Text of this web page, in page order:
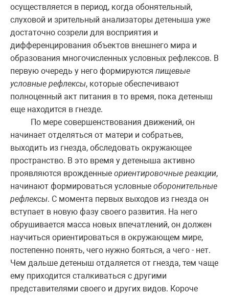
осуществляется в период, когда обонятельный,
слуховой и зрительный анализаторы детеныша уже
достаточно созрели для восприятия и
дифференцирования объектов внешнего мира и
образования многочисленных условных рефлексов. В
первую очередь у него формируются пищевые
условные рефлексы, которые обеспечивают
полноценный акт питания в то время, пока детеныш
еще находится в гнезде.
По мере совершенствования движений, он
начинает отделяться от матери и собратьев,
выходить из гнезда, обследовать окружающее
пространство. В это время у детеныша активно
проявляются врожденные ориентировочные реакции,
начинают формироваться условные оборонительные
рефлексы. С момента первых выходов из гнезда он
вступает в новую фазу своего развития. На него
обрушивается масса новых впечатлений, он должен
научиться ориентироваться в окружающем мире,
постепенно понять, чего нужно бояться, а чего - нет.
Чем дальше детеныш отдаляется от гнезда, тем чаще
ему приходится сталкиваться с другими
представителями своего и других видов. Короче